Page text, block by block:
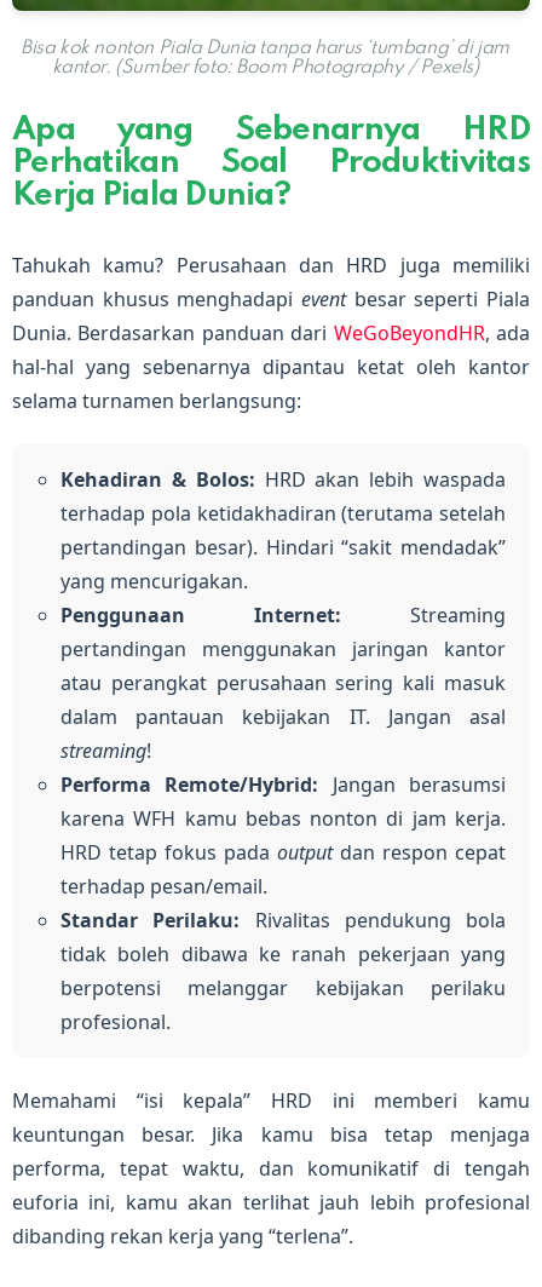
Bisa kok nonton Piala Dunia tanpa harus ‘tumbang’ di jam
kantor. (Sumber foto: Boom Photography / Pexels)
Apa yang Sebenarnya HRD
Perhatikan Soal Produktivitas
Kerja Piala Dunia?
Tahukah kamu? Perusahaan dan HRD juga memiliki
panduan khusus menghadapi eventbesar seperti Piala
Dunia. Berdasarkan panduan dari WeGoBeyondHR, ada
hal-hal yang sebenarnya dipantau ketat oleh kantor
selama turnamen berlangsung:
Kehadiran & Bolos: HRD akan lebih waspada
terhadap pola ketidakhadiran (terutama setelah
pertandingan besar). Hindari “sakit mendadak”
yang mencurigakan.
Penggunaan Internet: Streaming
pertandingan menggunakan jaringan kantor
atau perangkat perusahaan sering kali masuk
dalam pantauan kebijakan IT. Jangan asal
streaming!
Performa Remote/Hybrid: Jangan berasumsi
karena WFH kamu bebas nonton di jam kerja.
HRD tetap fokus pada outputdan respon cepat
terhadap pesan/email.
Standar Perilaku: Rivalitas pendukung bola
tidak boleh dibawa ke ranah pekerjaan yang
berpotensi melanggar kebijakan perilaku
profesional.
Memahami “isi kepala” HRD ini memberi kamu
keuntungan besar. Jika kamu bisa tetap menjaga
performa, tepat waktu, dan komunikatif di tengah
euforia ini, kamu akan terlihat jauh lebih profesional
dibanding rekan kerja yang “terlena”.